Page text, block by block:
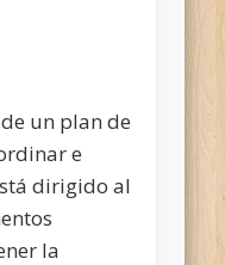
un plan de
e
dirigido al
la